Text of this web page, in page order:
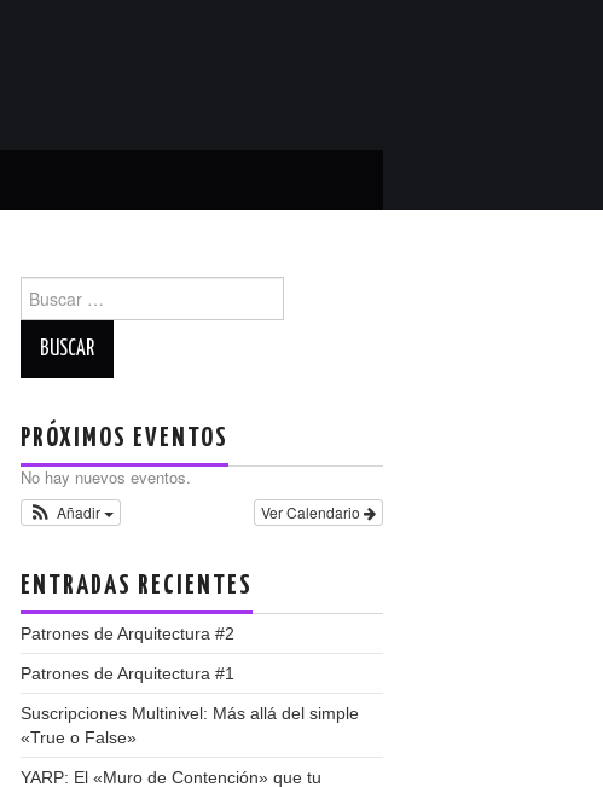
PRÓXIMOS EVENTOS
No hay nuevos eventos.
Ver Calendario
Añadir
ENTRADAS RECIENTES
Patrones de Arquitectura #2
Patrones de Arquitectura #1
Suscripciones Multinivel: Más allá del simple
«True o False»
YARP: El «Muro de Contención» que tu